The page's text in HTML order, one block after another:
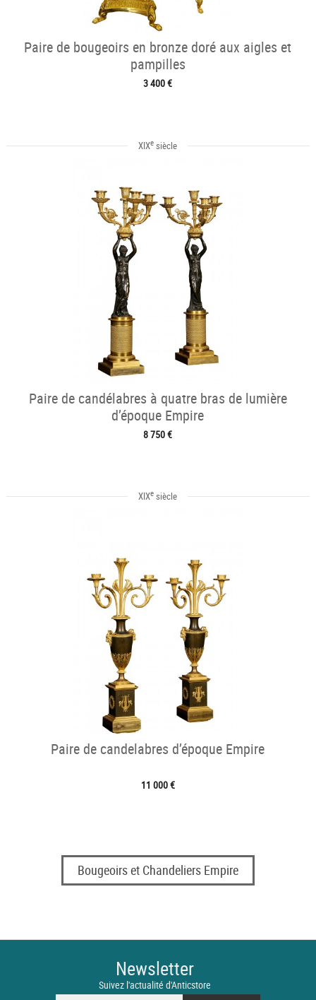
Paire de bougeoirs en bronze doré aux aigles et
pampilles
3 400 €
XIXe siècle
Paire de candélabres à quatre bras de lumière
d’époque Empire
8 750 €
XIXe siècle
Paire de candelabres d’époque Empire
11 000 €
Bougeoirs et Chandeliers Empire
Newsletter
Suivez l'actualité d'Anticstore